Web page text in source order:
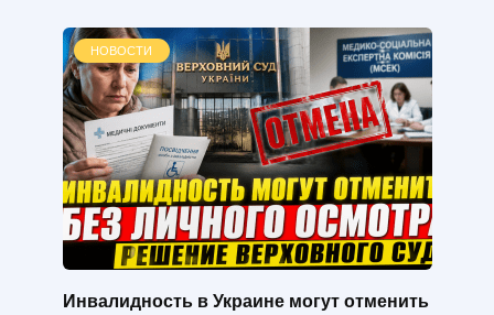
НОВОСТИ
Инвалидность в Украине могут отменить